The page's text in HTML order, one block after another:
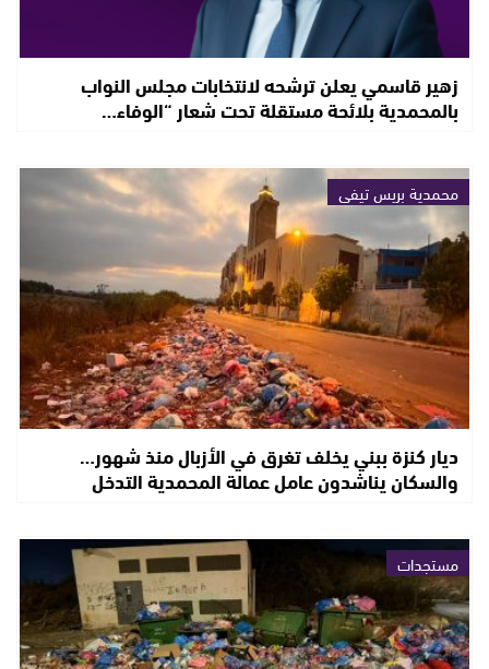
زهير قاسمي يعلن ترشحه لانتخابات مجلس النواب
بالمحمدية بلائحة مستقلة تحت شعار “الوفاء…
محمدية بريس تيفي
ديار كنزة ببني يخلف تغرق في الأزبال منذ شهور…
والسكان يناشدون عامل عمالة المحمدية التدخل
مستجدات